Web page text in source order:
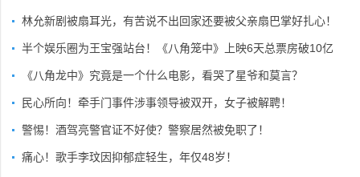
林允新剧被扇耳光，有苦说不出回家还要被父亲扇巴掌好扎心！
半个娱乐圈为王宝强站台！《八角笼中》上映6天总票房破10亿
《八角龙中》究竟是一个什么电影，看哭了星爷和莫言？
民心所向！牵手门事件涉事领导被双开，女子被解聘！
警惕！酒驾亮警官证不好使？警察居然被免职了！
痛心！歌手李玟因抑郁症轻生，年仅48岁！